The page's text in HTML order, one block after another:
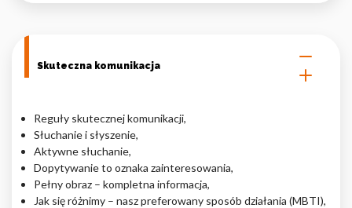
Skuteczna komunikacja
Reguły skutecznej komunikacji,
Słuchanie i słyszenie,
Aktywne słuchanie,
Dopytywanie to oznaka zainteresowania,
Pełny obraz – kompletna informacja,
Jak się różnimy – nasz preferowany sposób działania (MBTI),